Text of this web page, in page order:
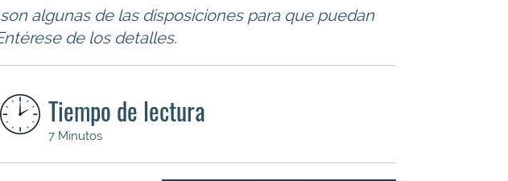
algunas de las disposiciones para que puedan
de los detalles.
Tiempo de lectura
7 Minutos